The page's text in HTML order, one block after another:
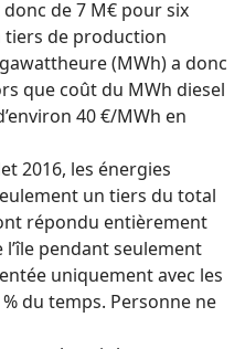
de 7 M€ pour six
tiers de production
(MWh) a donc
que coût du MWh diesel
40 €/MWh en
2016, les énergies
un tiers du total
répondu entièrement
pendant seulement
uniquement avec les
du temps. Personne ne